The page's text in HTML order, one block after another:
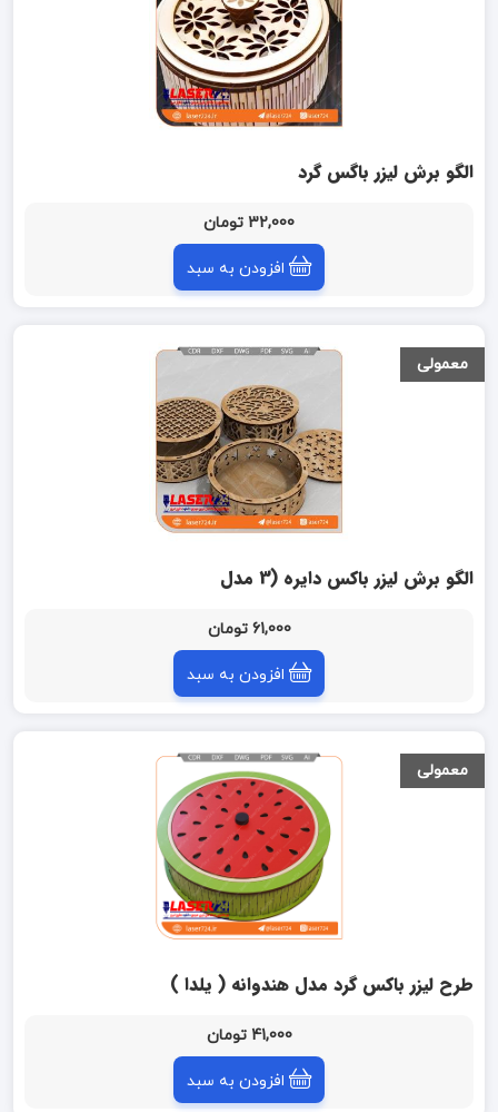
الگو برش لیزر باگس گرد
32,000 تومان
افزودن به سبد
معمولی
الگو برش لیزر باکس دایره (3 مدل
61,000 تومان
افزودن به سبد
معمولی
طرح لیزر باکس گرد مدل هندوانه ( یلدا )
41,000 تومان
افزودن به سبد